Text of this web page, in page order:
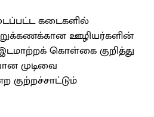
கடைகளில்
ஊழியர்களின்
கொள்கை குறித்து
முடிவை